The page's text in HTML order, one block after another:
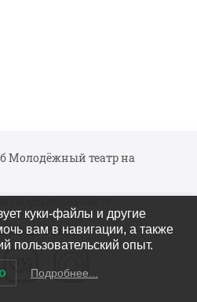
Молодёжный театр на
куки-файлы и другие
вам в навигации, а также
пользовательский опыт.
Подробнее...